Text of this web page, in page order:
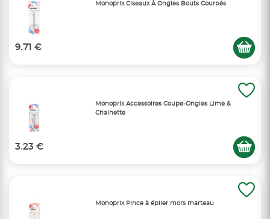
Monoprix Ciseaux À Ongles Bouts Courbés
9.71 €
Monoprix Accessoires Coupe-Ongles Lime &
Chainette
3.23 €
Monoprix Pince à épiler mors marteau